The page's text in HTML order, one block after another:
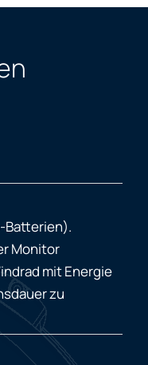
Batterien).
Monitor
mit Energie
zu